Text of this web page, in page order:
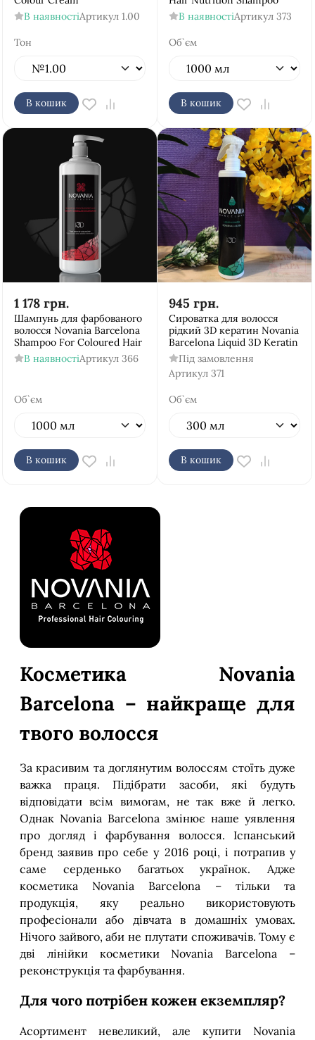
В наявностіАртикул 1.00
Тон
В кошик
В наявностіАртикул 373
Об`єм
В кошик
1 178 грн.
Шампунь для фарбованого
волосся Novania Barcelona
Shampoo For Coloured Hair
В наявностіАртикул 366
Об`єм
В кошик
945 грн.
Сироватка для волосся
рідкий 3D кератин Novania
Barcelona Liquid 3D Keratin
Під замовлення
Артикул 371
Об`єм
В кошик
Косметика Novania
Barcelona – найкраще для
твого волосся
За красивим та доглянутим волоссям стоїть дуже
важка праця. Підібрати засоби, які будуть
відповідати всім вимогам, не так вже й легко.
Однак Novania Barcelona змінює наше уявлення
про догляд і фарбування волосся. Іспанський
бренд заявив про себе у 2016 році, і потрапив у
саме серденько багатьох українок. Адже
косметика Novania Barcelona – тільки та
продукція, яку реально використовують
професіонали або дівчата в домашніх умовах.
Нічого зайвого, аби не плутати споживачів. Тому є
дві лінійки косметики Novania Barcelona –
реконструкція та фарбування.
Для чого потрібен кожен екземпляр?
Асортимент невеликий, але купити Novania